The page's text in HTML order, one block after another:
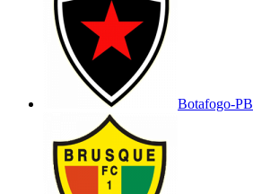
Botafogo-PB